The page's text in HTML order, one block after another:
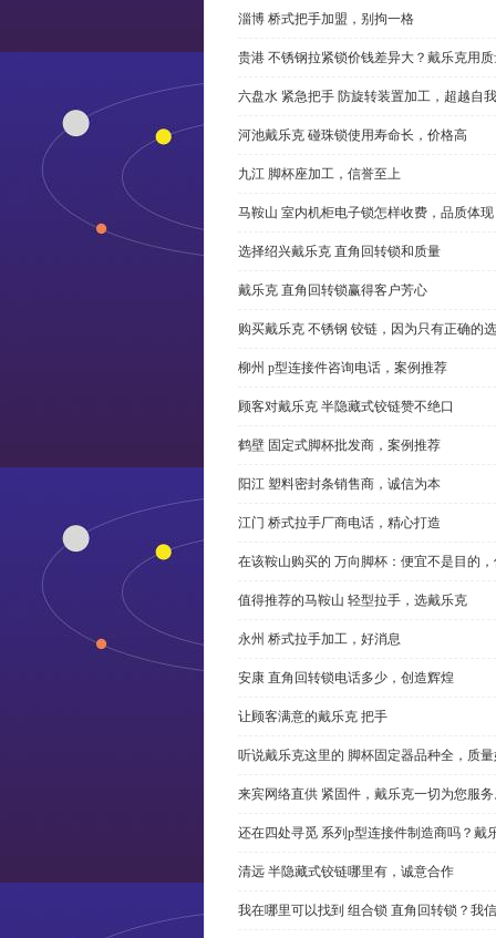
淄博 桥式把手加盟，别拘一格
贵港 不锈钢拉紧锁价钱差异大？戴乐克用
六盘水 紧急把手 防旋转装置加工，超越自我
河池戴乐克 碰珠锁使用寿命长，价格高
九江 脚杯座加工，信誉至上
马鞍山 室内机柜电子锁怎样收费，品质体现
选择绍兴戴乐克 直角回转锁和质量
戴乐克 直角回转锁赢得客户芳心
购买戴乐克 不锈钢 铰链，因为只有正确的
柳州 p型连接件咨询电话，案例推荐
顾客对戴乐克 半隐藏式铰链赞不绝口
鹤壁 固定式脚杯批发商，案例推荐
阳江 塑料密封条销售商，诚信为本
江门 桥式拉手厂商电话，精心打造
在该鞍山购买的 万向脚杯：便宜不是目的
值得推荐的马鞍山 轻型拉手，选戴乐克
永州 桥式拉手加工，好消息
安康 直角回转锁电话多少，创造辉煌
让顾客满意的戴乐克 把手
听说戴乐克这里的 脚杯固定器品种全，质
来宾网络直供 紧固件，戴乐克一切为您服
还在四处寻觅 系列p型连接件制造商吗？戴
清远 半隐藏式铰链哪里有，诚意合作
我在哪里可以找到 组合锁 直角回转锁？我